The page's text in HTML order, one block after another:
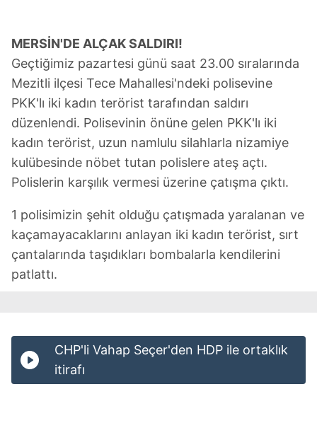
MERSİN'DE ALÇAK SALDIRI!
Geçtiğimiz pazartesi günü saat 23.00 sıralarında
Mezitli ilçesi Tece Mahallesi'ndeki polisevine
PKK'lı iki kadın terörist tarafından saldırı
düzenlendi. Polisevinin önüne gelen PKK'lı iki
kadın terörist, uzun namlulu silahlarla nizamiye
kulübesinde nöbet tutan polislere ateş açtı.
Polislerin karşılık vermesi üzerine çatışma çıktı.
1 polisimizin şehit olduğu çatışmada yaralanan ve
kaçamayacaklarını anlayan iki kadın terörist, sırt
çantalarında taşıdıkları bombalarla kendilerini
patlattı.
CHP'li Vahap Seçer'den HDP ile ortaklık
itirafı